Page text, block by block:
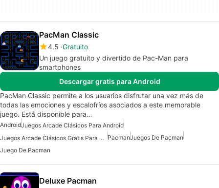
PacMan Classic
4.5 Gratuito
Un juego gratuito y divertido de Pac-Man para
smartphones
Descargar gratis para Android
PacMan Classic permite a los usuarios disfrutar una vez más de
todas las emociones y escalofríos asociados a este memorable
juego. Está disponible para…
AndroidJuegos Arcade Clásicos Para Android
Juegos Arcade Clásicos Gratis Para Android PacmanJuegos De Pacman
Juego De Pacman
Deluxe Pacman